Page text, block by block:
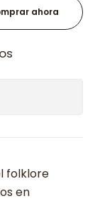
ahora
folklore
en